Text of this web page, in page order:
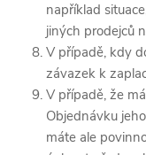
například
jiných prodejců
V případě, kdy
závazek k
V případě, že
Objednávku
máte ale